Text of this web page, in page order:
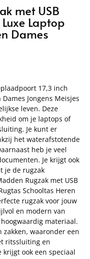
met USB
Laptop
Dames
17,3 inch
Jongens Meisjes
leven. Deze
om je laptops of
Je kunt er
het waterafstotende
heb je veel
Je krijgt ook
je de rugzak
Rugzak met USB
Schooltas Heren
rugzak voor jouw
en modern van
materiaal.
waaronder een
ritssluiting en
krijgt ook een speciaal